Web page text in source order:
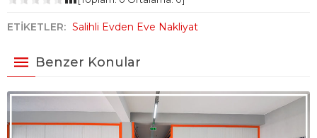
ETİKETLER: Salihli Evden Eve Nakliyat
Benzer Konular